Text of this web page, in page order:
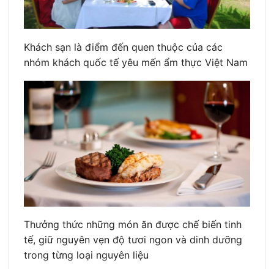
Khách sạn là điểm đến quen thuộc của các
nhóm khách quốc tế yêu mến ẩm thực Việt Nam
Thưởng thức những món ăn được chế biến tinh
tế, giữ nguyên vẹn độ tươi ngon và dinh dưỡng
trong từng loại nguyên liệu